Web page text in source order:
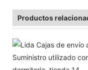
Productos